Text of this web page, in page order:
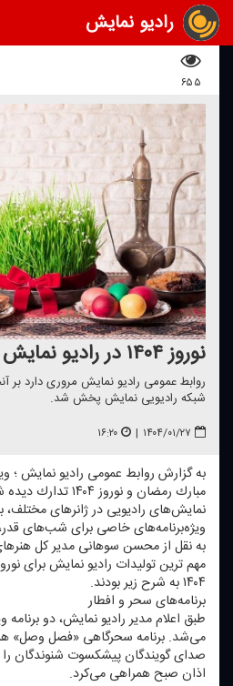
رادیو نمایش
۶۵۵
نوروز ۱۴۰۴ در رادیو نمایش چه گذشت؟
شبكه رادیویی نمایش پخش شد.
۱۴۰۴/۰۱/۲۷ | ۱۶:۲۰
به گزارش روابط عمومی رادیو نمایش ؛
مبارك رمضان و
نمایش‌های رادیویی در ژانرهای مختلف،
ویژه‌برنامه‌های خاصی برای شب‌های
به نقل از محسن سوهانی مدیر كل
مهم ترین تولیدات رادیو نمایش برای
۱۴۰۴ به شرح زیر بودند.
برنامه‌های سحر و افطار
طبق اعلام مدیر رادیو نمایش، دو
صدای گویندگان پیشكسوت شنوندگان
اذان صبح همراهی می‌كرد.